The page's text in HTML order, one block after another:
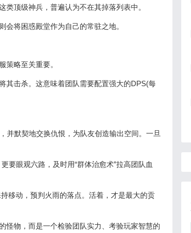
顶级神兵，普遍认为不在其掉落列表中。
将困惑殿堂作为自己的常驻之地。
略至关重要。
击杀。这意味着团队需要配置强大的DPS(每
默契地交换仇恨，为队友创造输出空间。一旦
眼观六路，及时用“群体治愈术”拉高团队血
动，预判火雨的落点。活着，才是最大的贡
物，而是一个检验团队实力、考验玩家智慧的